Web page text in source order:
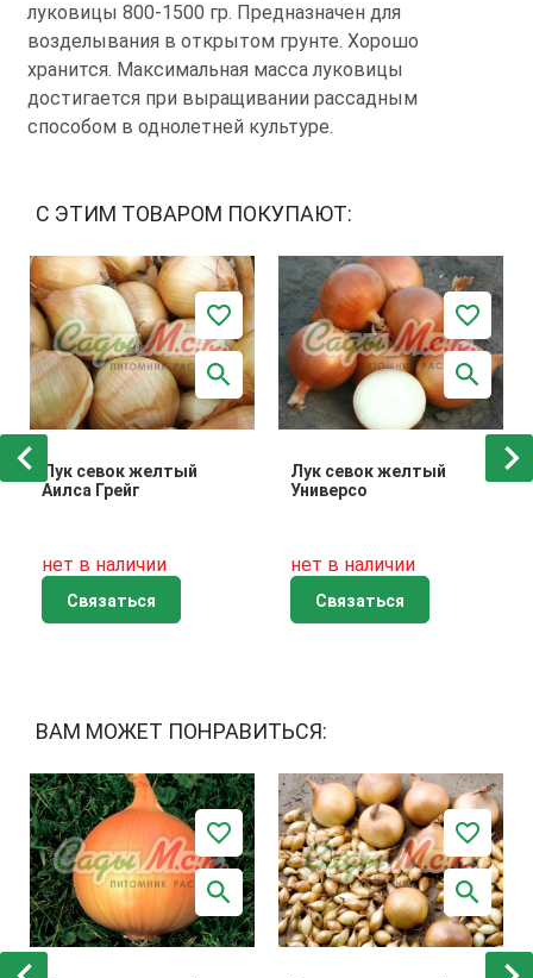
луковицы 800-1500 гр. Предназначен для
возделывания в открытом грунте. Хорошо
хранится. Максимальная масса луковицы
достигается при выращивании рассадным
способом в однолетней культуре.
С ЭТИМ ТОВАРОМ ПОКУПАЮТ:
Лук севок желтый
Аилса Грейг
нет в наличии
Связаться
Лук севок желтый
Универсо
нет в наличии
Связаться
ВАМ МОЖЕТ ПОНРАВИТЬСЯ: